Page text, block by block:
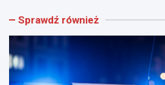
i
w
e
e
g
ó
w
t
Sprawdź również